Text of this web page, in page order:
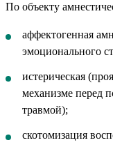
По объекту
аффектогенная
эмоционального
истерическая
механизме перед
травмой);
скотомизация